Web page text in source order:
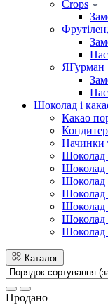
Crops
ЯГурман
Шоколад і
Какао
Начинки
Шоколад
Каталог
Продано